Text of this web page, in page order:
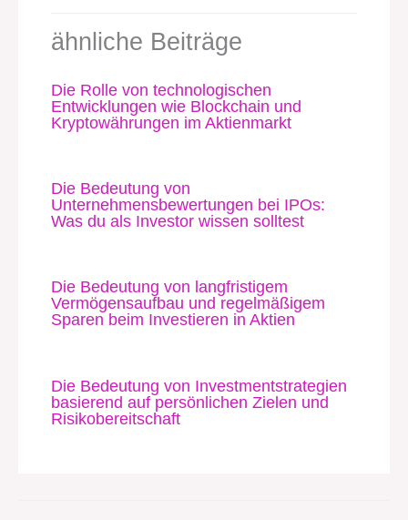
ähnliche Beiträge
Die Rolle von technologischen
Entwicklungen wie Blockchain und
Kryptowährungen im Aktienmarkt
Die Bedeutung von
Unternehmensbewertungen bei IPOs:
Was du als Investor wissen solltest
Die Bedeutung von langfristigem
Vermögensaufbau und regelmäßigem
Sparen beim Investieren in Aktien
Die Bedeutung von Investmentstrategien
basierend auf persönlichen Zielen und
Risikobereitschaft